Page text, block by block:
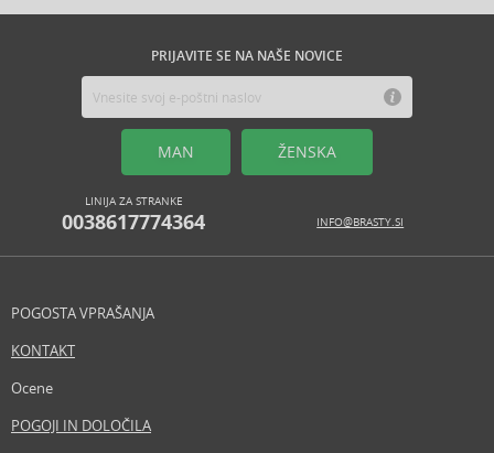
PRIJAVITE SE NA NAŠE NOVICE
MAN ŽENSKA
LINIJA ZA STRANKE
0038617774364 INFO@BRASTY.SI
POGOSTA VPRAŠANJA
KONTAKT
Ocene
POGOJI IN DOLOČILA